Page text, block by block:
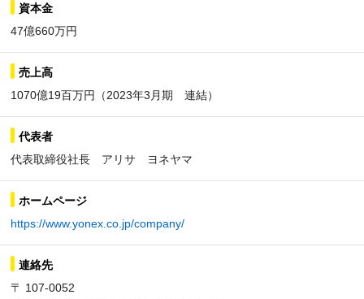
資本金
47億660万円
売上高
1070億19百万円（2023年3月期 連結）
代表者
代表取締役社長 アリサ ヨネヤマ
ホームページ
https://www.yonex.co.jp/company/
連絡先
〒 107-0052